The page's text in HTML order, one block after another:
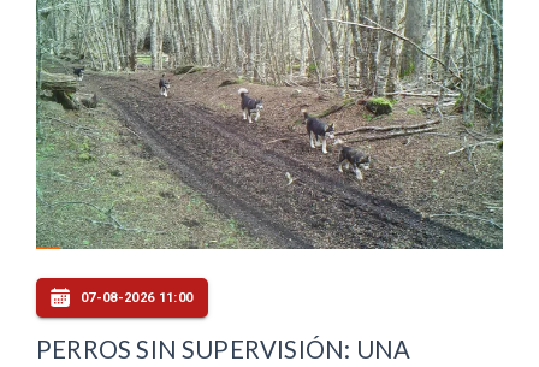
07-08-2026 11:00
PERROS SIN SUPERVISIÓN: UNA